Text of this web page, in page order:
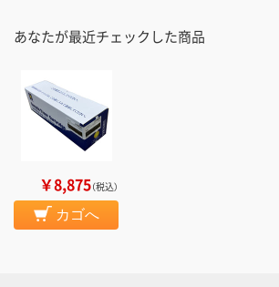
あなたが最近チェックした商品
￥8,875（税込）
カゴへ